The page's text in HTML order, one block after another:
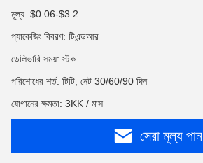
মূল্য: $0.06-$3.2
প্যাকেজিং বিবরণ: টিএন্ডআর
ডেলিভারি সময়: স্টক
পরিশোধের শর্ত: টিটি, নেট 30/60/90 দিন
যোগানের ক্ষমতা: 3KK / মাস
সেরা মূল্য পান